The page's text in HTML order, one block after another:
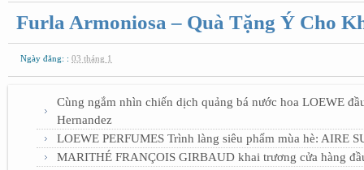
Furla Armoniosa – Quà Tặng Ý Cho
Ngày đăng: : 03 tháng 1
Cùng ngắm nhìn chiến dịch quảng bá nước hoa LOEWE
Hernandez
LOEWE PERFUMES Trình làng siêu phẩm mùa hè: AIRE
MARITHÉ FRANÇOIS GIRBAUD khai trương cửa hàng